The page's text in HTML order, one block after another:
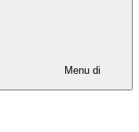
Menu di